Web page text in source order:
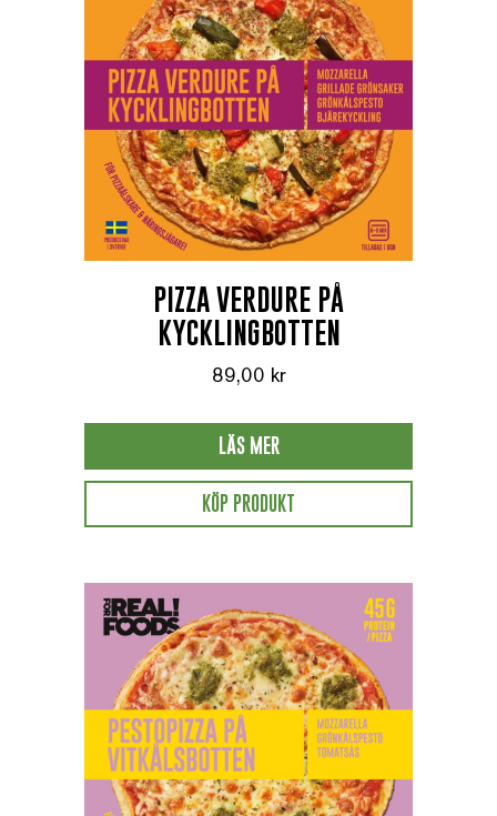
PIZZA VERDURE PÅ
KYCKLINGBOTTEN
89,00 kr
LÄS MER
KÖP PRODUKT